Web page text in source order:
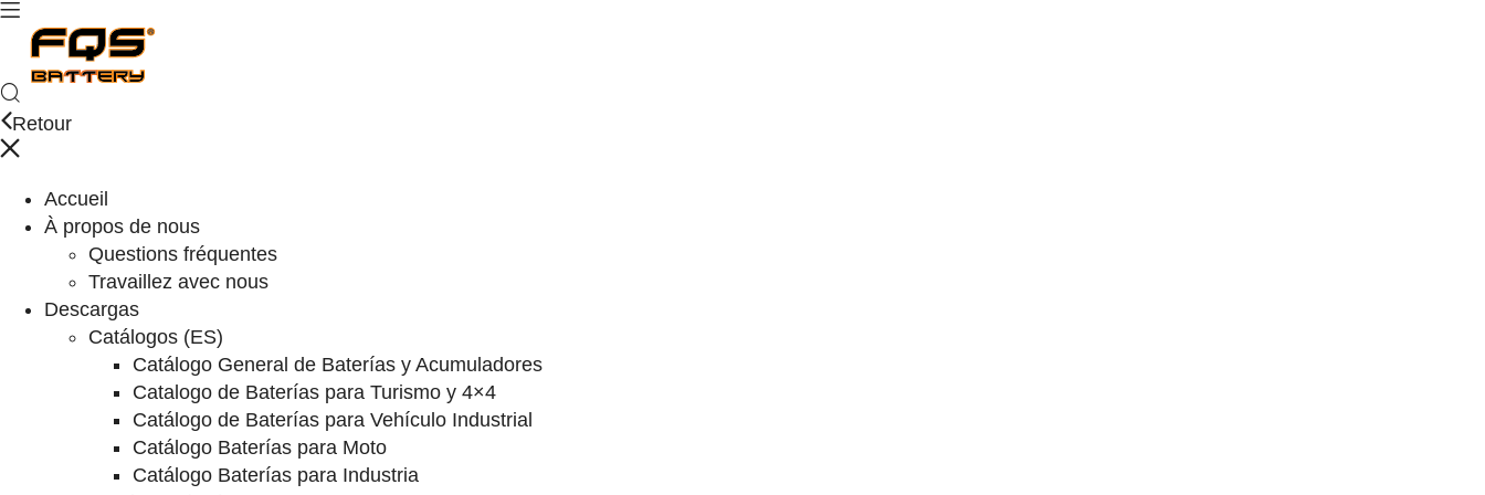
Retour
Accueil
À propos de nous
Questions fréquentes
Travaillez avec nous
Descargas
Catálogos (ES)
Catálogo General de Baterías y Acumuladores
Catalogo de Baterías para Turismo y 4×4
Catálogo de Baterías para Vehículo Industrial
Catálogo Baterías para Moto
Catálogo Baterías para Industria